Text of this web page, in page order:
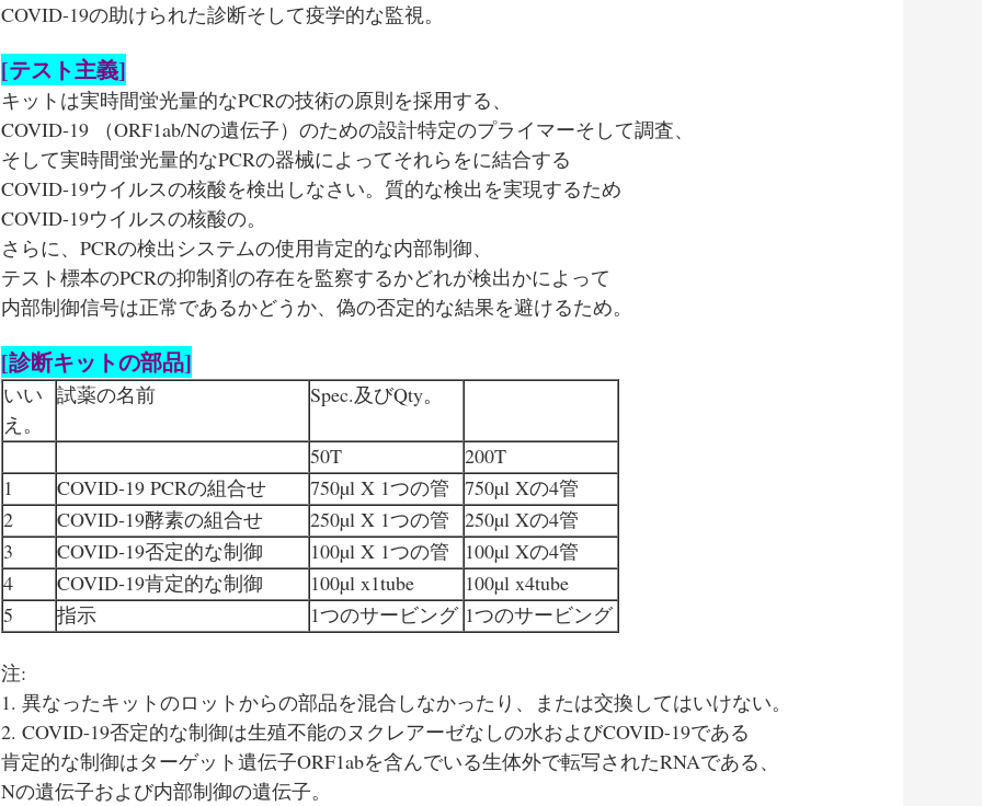
COVID-19の助けられた診断そして疫学的な監視。
[テスト主義]
キットは実時間蛍光量的なPCRの技術の原則を採用する、
COVID-19 （ORF1ab/Nの遺伝子）のための設計特定のプライマーそして調査、
そして実時間蛍光量的なPCRの器械によってそれらをに結合する
COVID-19ウイルスの核酸を検出しなさい。質的な検出を実現するため
COVID-19ウイルスの核酸の。
さらに、PCRの検出システムの使用肯定的な内部制御、
テスト標本のPCRの抑制剤の存在を監察するかどれが検出かによって
内部制御信号は正常であるかどうか、偽の否定的な結果を避けるため。
[診断キットの部品]
いい
え。
試薬の名前 Spec.及びQty。
50T
200T
1
COVID-19 PCRの組合せ 750µl X 1つの管
750µl Xの4管
2
COVID-19酵素の組合せ 250µl X 1つの管
250µl Xの4管
3
COVID-19否定的な制御 100µl X 1つの管
100µl Xの4管
4
COVID-19肯定的な制御 100µl x1tube
100µl x4tube
5
指示 1つのサービング 1つのサービング
注:
1. 異なったキットのロットからの部品を混合しなかったり、または交換してはいけない。
2. COVID-19否定的な制御は生殖不能のヌクレアーゼなしの水およびCOVID-19である
肯定的な制御はターゲット遺伝子ORF1abを含んでいる生体外で転写されたRNAである、
Nの遺伝子および内部制御の遺伝子。